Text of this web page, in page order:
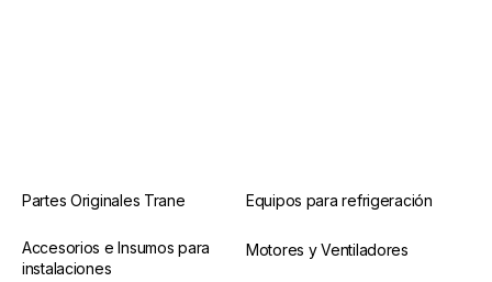
Partes Originales Trane Equipos para refrigeración
Accesorios e Insumos para
instalaciones
Motores y Ventiladores